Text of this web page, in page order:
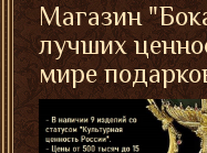
Магазин
лучших
мире